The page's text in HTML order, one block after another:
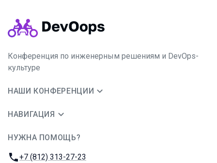
Конференция по инженерным решениям и DevOps-
культуре
НАШИ КОНФЕРЕНЦИИ
НАВИГАЦИЯ
НУЖНА ПОМОЩЬ?
Телефон:
+7 (812) 313-27-23